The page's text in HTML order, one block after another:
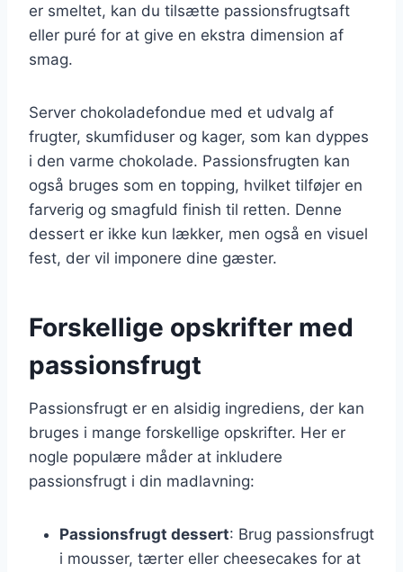
er smeltet, kan du tilsætte passionsfrugtsaft
eller puré for at give en ekstra dimension af
smag.
Server chokoladefondue med et udvalg af
frugter, skumfiduser og kager, som kan dyppes
i den varme chokolade. Passionsfrugten kan
også bruges som en topping, hvilket tilføjer en
farverig og smagfuld finish til retten. Denne
dessert er ikke kun lækker, men også en visuel
fest, der vil imponere dine gæster.
Forskellige opskrifter med
passionsfrugt
Passionsfrugt er en alsidig ingrediens, der kan
bruges i mange forskellige opskrifter. Her er
nogle populære måder at inkludere
passionsfrugt i din madlavning:
Passionsfrugt dessert: Brug passionsfrugt
i mousser, tærter eller cheesecakes for at